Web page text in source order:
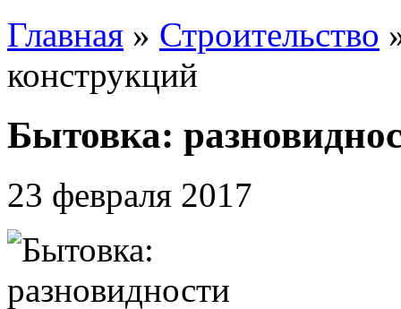
Главная » Строительство
конструкций
Бытовка:
23 февраля 2017